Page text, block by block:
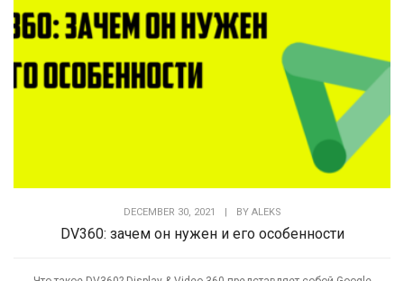
DECEMBER 30, 2021 BY ALEKS
DV360: зачем он нужен и его особенности